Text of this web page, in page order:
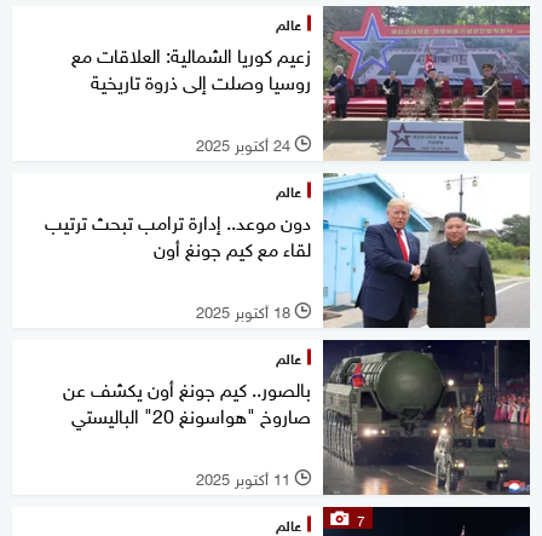
عالم
زعيم كوريا الشمالية: العلاقات مع
روسيا وصلت إلى ذروة تاريخية
l 24 أكتوبر 2025
عالم
دون موعد.. إدارة ترامب تبحث ترتيب
لقاء مع كيم جونغ أون
l 18 أكتوبر 2025
عالم
بالصور.. كيم جونغ أون يكشف عن
صاروخ "هواسونغ 20" الباليستي
l 11 أكتوبر 2025
7 عالم